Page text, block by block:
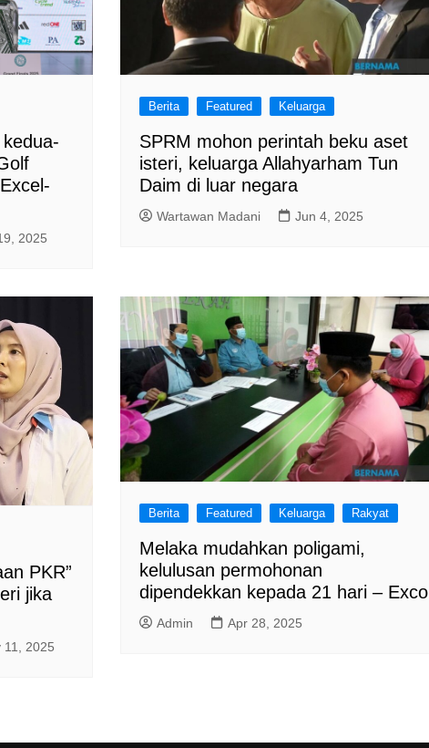
2025
Berita Featured Keluarga
SPRM mohon perintah beku aset
isteri, keluarga Allahyarham Tun
Daim di luar negara
Wartawan Madani Jun 4, 2025
PKR”
jika
11, 2025
Berita Featured Keluarga Rakyat
Melaka mudahkan poligami,
kelulusan permohonan
dipendekkan kepada 21 hari – Exco
Admin Apr 28, 2025